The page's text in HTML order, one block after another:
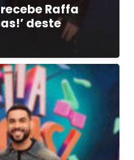
Raffa
deste